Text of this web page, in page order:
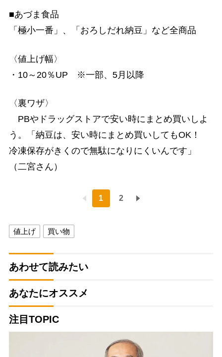
■あづま食品
「極小一番」、「おろしだれ納豆」など全商品
〈値上げ幅〉
・10～20％UP ※一部、5月以降
〈裏ワザ〉
PBやドラッグストアで安い時にまとめ買いしよ
う。「納豆は、安い時にまとめ買いしてもOK！
冷凍保存がきくので無駄になりにくいんです」
（二宮さん）
1 2
値上げ 買い物
あわせて読みたい
あなたにオススメ
注目TOPIC